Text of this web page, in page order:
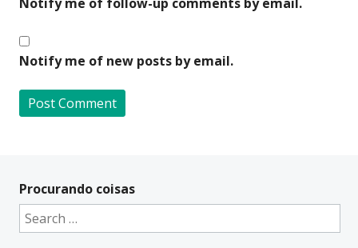
Notify me of new posts by email.
t
e
Procurando coisas
Search
for: